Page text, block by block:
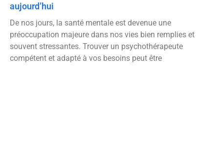
aujourd’hui
De nos jours, la santé mentale est devenue une
préoccupation majeure dans nos vies bien remplies et
souvent stressantes. Trouver un psychothérapeute
compétent et adapté à vos besoins peut être